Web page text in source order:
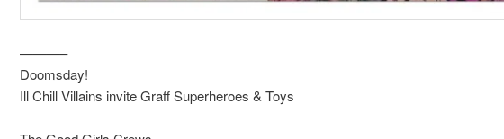
———–
Doomsday!
Ill Chill Villains invite Graff Superheroes & Toys